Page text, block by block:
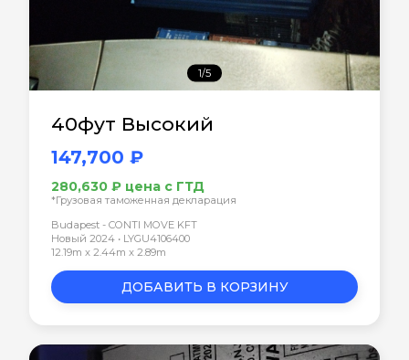
1/5
40фут Высокий
147,700 ₽
280,630 ₽ цена с ГТД
*Грузовая таможенная декларация
Budapest - CONTI MOVE KFT
Новый 2024 • LYGU4106400
12.19m x 2.44m x 2.89m
ДОБАВИТЬ В КОРЗИНУ